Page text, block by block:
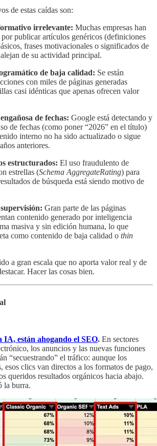
de estas caídas son:
irrelevante: Muchas empresas han
publicar artículos genéricos (definiciones
frases motivacionales o significados de
de su actividad principal.
de baja calidad: Se están
con miles de páginas generadas
casi idénticas que apenas ofrecen valor
de fechas: Google está detectando y
de fechas (como poner “2026” en el título)
interno no ha sido actualizado o sigue
anteriores.
estructurados: El uso fraudulento de
estrellas (Schema AggregateRating) para
de búsqueda está siendo motivo de
Gran parte de las páginas
contenido generado por inteligencia
masiva y sin edición humana, lo que
como contenido de baja calidad o thin
a gran escala que no aporta valor real y de
Hacer las cosas bien.
están ahogando el SEO. En sectores
los anuncios y las nuevas funciones
“secuestrando” el tráfico: aunque los
esos clics van directos a los formatos de pago,
queridos resultados orgánicos hacia abajo.
la burra.